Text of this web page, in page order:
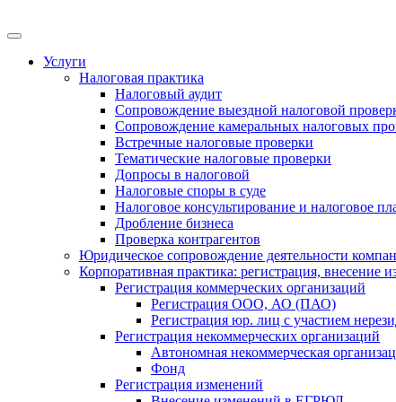
Меню
Услуги
Налоговая практика
Налоговый аудит
Сопровождение выездной налоговой
Сопровождение камеральных налоговых
Встречные налоговые проверки
Тематические налоговые проверки
Допросы в налоговой
Налоговые споры в суде
Налоговое консультирование и налоговое
Дробление бизнеса
Проверка контрагентов
Юридическое сопровождение деятельности
Корпоративная практика: регистрация, внесение
Регистрация коммерческих организаций
Регистрация ООО, АО (ПАО)
Регистрация юр. лиц с участием
Регистрация некоммерческих организаций
Автономная некоммерческая
Фонд
Регистрация изменений